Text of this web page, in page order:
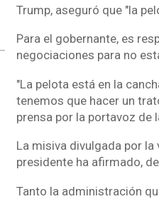
Trump, aseguró que "la
Para el gobernante, es
negociaciones para no
"La pelota está en la
tenemos que hacer un
prensa por la portavoz de
La misiva divulgada por la
presidente ha afirmado,
Tanto la administración